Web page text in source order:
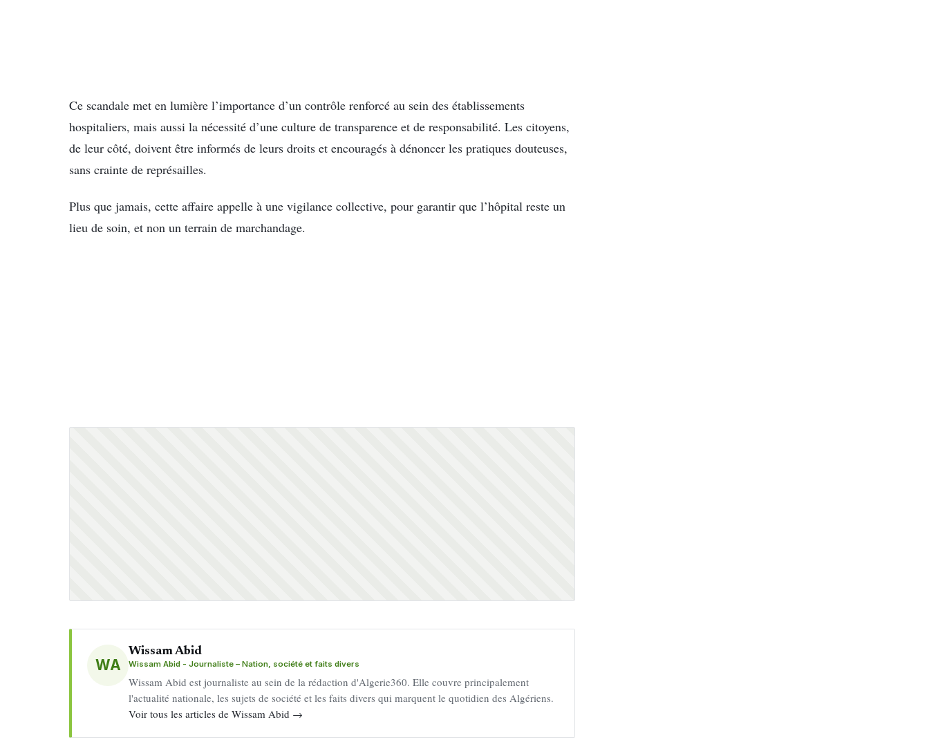
Ce scandale met en lumière l’importance d’un contrôle renforcé au sein des établissements
hospitaliers, mais aussi la nécessité d’une culture de transparence et de responsabilité. Les citoyens,
de leur côté, doivent être informés de leurs droits et encouragés à dénoncer les pratiques douteuses,
sans crainte de représailles.
Plus que jamais, cette affaire appelle à une vigilance collective, pour garantir que l’hôpital reste un
lieu de soin, et non un terrain de marchandage.
WA
Wissam Abid
Wissam Abid - Journaliste – Nation, société et faits divers
Wissam Abid est journaliste au sein de la rédaction d'Algerie360. Elle couvre principalement
l'actualité nationale, les sujets de société et les faits divers qui marquent le quotidien des Algériens.
Voir tous les articles de Wissam Abid →